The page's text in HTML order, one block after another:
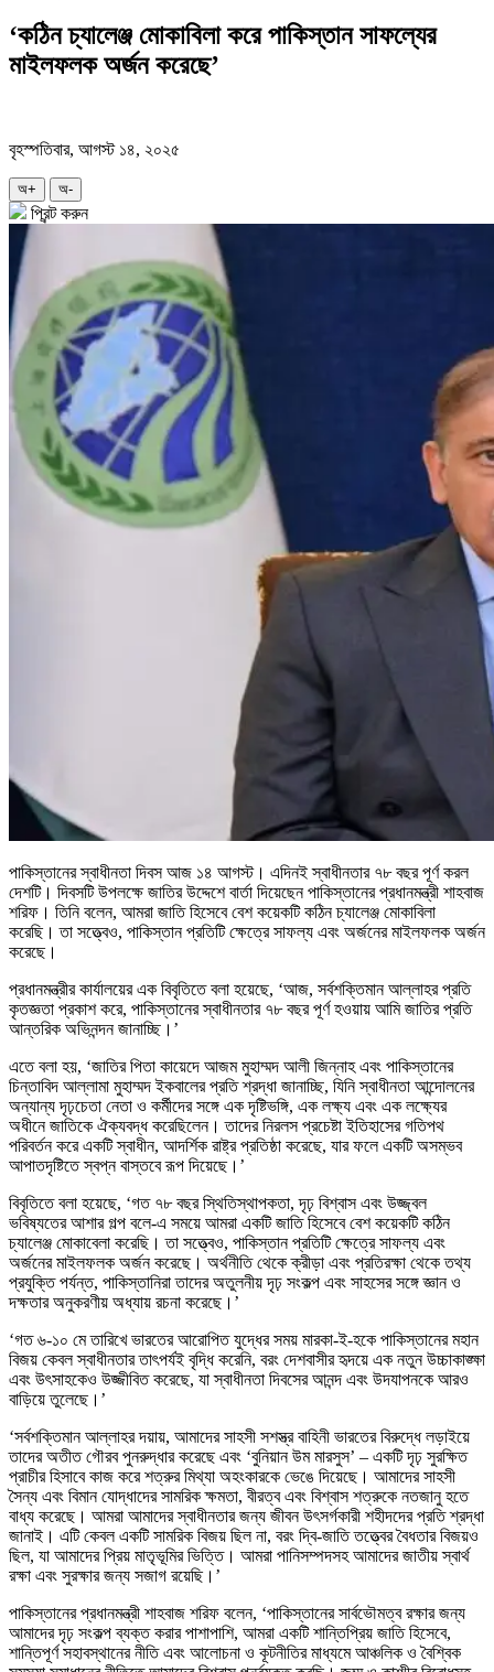
‘কঠিন চ্যালেঞ্জ মোকাবিলা করে পাকিস্তান সাফল্যের
মাইলফলক অর্জন করেছে’
বৃহস্পতিবার, আগস্ট ১৪, ২০২৫
অ+ অ-
প্রিন্ট করুন
পাকিস্তানের স্বাধীনতা দিবস আজ ১৪ আগস্ট। এদিনই স্বাধীনতার ৭৮ বছর পূর্ণ করল
দেশটি। দিবসটি উপলক্ষে জাতির উদ্দেশে বার্তা দিয়েছেন পাকিস্তানের প্রধানমন্ত্রী শাহবাজ
শরিফ। তিনি বলেন, আমরা জাতি হিসেবে বেশ কয়েকটি কঠিন চ্যালেঞ্জ মোকাবিলা
করেছি। তা সত্ত্বেও, পাকিস্তান প্রতিটি ক্ষেত্রে সাফল্য এবং অর্জনের মাইলফলক অর্জন
করেছে।
প্রধানমন্ত্রীর কার্যালয়ের এক বিবৃতিতে বলা হয়েছে, ‘আজ, সর্বশক্তিমান আল্লাহর প্রতি
কৃতজ্ঞতা প্রকাশ করে, পাকিস্তানের স্বাধীনতার ৭৮ বছর পূর্ণ হওয়ায় আমি জাতির প্রতি
আন্তরিক অভিনন্দন জানাচ্ছি।’
এতে বলা হয়, ‘জাতির পিতা কায়েদে আজম মুহাম্মদ আলী জিন্নাহ এবং পাকিস্তানের
চিন্তাবিদ আল্লামা মুহাম্মদ ইকবালের প্রতি শ্রদ্ধা জানাচ্ছি, যিনি স্বাধীনতা আন্দোলনের
অন্যান্য দৃঢ়চেতা নেতা ও কর্মীদের সঙ্গে এক দৃষ্টিভঙ্গি, এক লক্ষ্য এবং এক লক্ষ্যের
অধীনে জাতিকে ঐক্যবদ্ধ করেছিলেন। তাদের নিরলস প্রচেষ্টা ইতিহাসের গতিপথ
পরিবর্তন করে একটি স্বাধীন, আদর্শিক রাষ্ট্র প্রতিষ্ঠা করেছে, যার ফলে একটি অসম্ভব
আপাতদৃষ্টিতে স্বপ্ন বাস্তবে রূপ দিয়েছে।’
বিবৃতিতে বলা হয়েছে, ‘গত ৭৮ বছর স্থিতিস্থাপকতা, দৃঢ় বিশ্বাস এবং উজ্জ্বল
ভবিষ্যতের আশার গল্প বলে-এ সময়ে আমরা একটি জাতি হিসেবে বেশ কয়েকটি কঠিন
চ্যালেঞ্জ মোকাবেলা করেছি। তা সত্ত্বেও, পাকিস্তান প্রতিটি ক্ষেত্রে সাফল্য এবং
অর্জনের মাইলফলক অর্জন করেছে। অর্থনীতি থেকে ক্রীড়া এবং প্রতিরক্ষা থেকে তথ্য
প্রযুক্তি পর্যন্ত, পাকিস্তানিরা তাদের অতুলনীয় দৃঢ় সংকল্প এবং সাহসের সঙ্গে জ্ঞান ও
দক্ষতার অনুকরণীয় অধ্যায় রচনা করেছে।’
‘গত ৬-১০ মে তারিখে ভারতের আরোপিত যুদ্ধের সময় মারকা-ই-হকে পাকিস্তানের মহান
বিজয় কেবল স্বাধীনতার তাৎপর্যই বৃদ্ধি করেনি, বরং দেশবাসীর হৃদয়ে এক নতুন উচ্চাকাঙ্ক্ষা
এবং উৎসাহকেও উজ্জীবিত করেছে, যা স্বাধীনতা দিবসের আনন্দ এবং উদযাপনকে আরও
বাড়িয়ে তুলেছে।’
‘সর্বশক্তিমান আল্লাহর দয়ায়, আমাদের সাহসী সশস্ত্র বাহিনী ভারতের বিরুদ্ধে লড়াইয়ে
তাদের অতীত গৌরব পুনরুদ্ধার করেছে এবং ‘বুনিয়ান উম মারসুস’ – একটি দৃঢ় সুরক্ষিত
প্রাচীর হিসাবে কাজ করে শত্রুর মিথ্যা অহংকারকে ভেঙে দিয়েছে। আমাদের সাহসী
সৈন্য এবং বিমান যোদ্ধাদের সামরিক ক্ষমতা, বীরত্ব এবং বিশ্বাস শত্রুকে নতজানু হতে
বাধ্য করেছে। আমরা আমাদের স্বাধীনতার জন্য জীবন উৎসর্গকারী শহীদদের প্রতি শ্রদ্ধা
জানাই। এটি কেবল একটি সামরিক বিজয় ছিল না, বরং দ্বি-জাতি তত্ত্বের বৈধতার বিজয়ও
ছিল, যা আমাদের প্রিয় মাতৃভূমির ভিত্তি। আমরা পানিসম্পদসহ আমাদের জাতীয় স্বার্থ
রক্ষা এবং সুরক্ষার জন্য সজাগ রয়েছি।’
পাকিস্তানের প্রধানমন্ত্রী শাহবাজ শরিফ বলেন, ‘পাকিস্তানের সার্বভৌমত্ব রক্ষার জন্য
আমাদের দৃঢ় সংকল্প ব্যক্ত করার পাশাপাশি, আমরা একটি শান্তিপ্রিয় জাতি হিসেবে,
শান্তিপূর্ণ সহাবস্থানের নীতি এবং আলোচনা ও কূটনীতির মাধ্যমে আঞ্চলিক ও বৈশ্বিক